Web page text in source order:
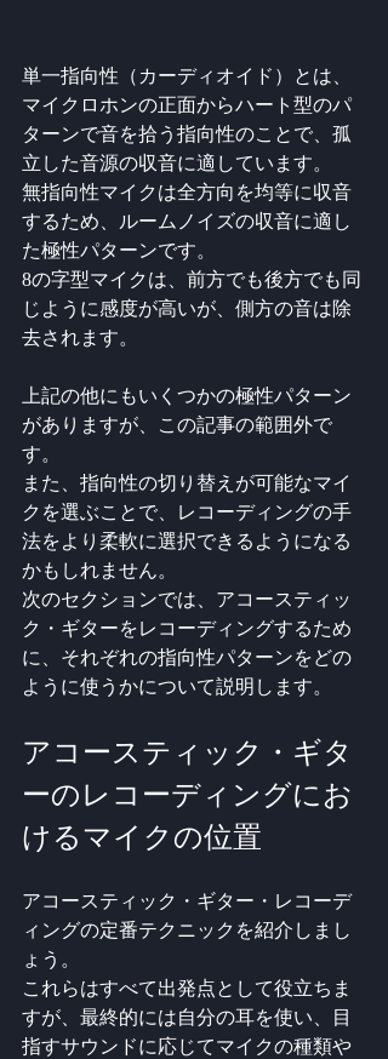
単一指向性（カーディオイド）とは、
マイクロホンの正面からハート型のパ
ターンで音を拾う指向性のことで、孤
立した音源の収音に適しています。
無指向性マイクは全方向を均等に収音
するため、ルームノイズの収音に適し
た極性パターンです。
8の字型マイクは、前方でも後方でも同
じように感度が高いが、側方の音は除
去されます。
上記の他にもいくつかの極性パターン
がありますが、この記事の範囲外で
す。
また、指向性の切り替えが可能なマイ
クを選ぶことで、レコーディングの手
法をより柔軟に選択できるようになる
かもしれません。
次のセクションでは、アコースティッ
ク・ギターをレコーディングするため
に、それぞれの指向性パターンをどの
ように使うかについて説明します。
アコースティック・ギタ
ーのレコーディングにお
けるマイクの位置
アコースティック・ギター・レコーデ
ィングの定番テクニックを紹介しまし
ょう。
これらはすべて出発点として役立ちま
すが、最終的には自分の耳を使い、目
指すサウンドに応じてマイクの種類や